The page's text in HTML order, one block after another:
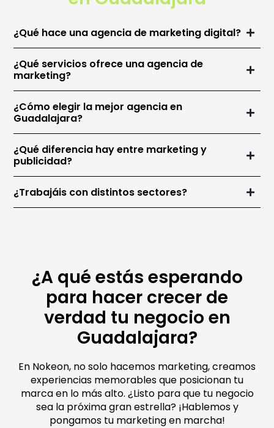
¿Qué hace una agencia de marketing digital?
¿Qué servicios ofrece una agencia de
marketing?
¿Cómo elegir la mejor agencia en
Guadalajara?
¿Qué diferencia hay entre marketing y
publicidad?
¿Trabajáis con distintos sectores?
¿A qué estás esperando
para hacer crecer de
verdad tu negocio en
Guadalajara?
En Nokeon, no solo hacemos marketing, creamos
experiencias memorables que posicionan tu
marca en lo más alto. ¿Listo para que tu negocio
sea la próxima gran estrella? ¡Hablemos y
pongamos tu marketing en marcha!